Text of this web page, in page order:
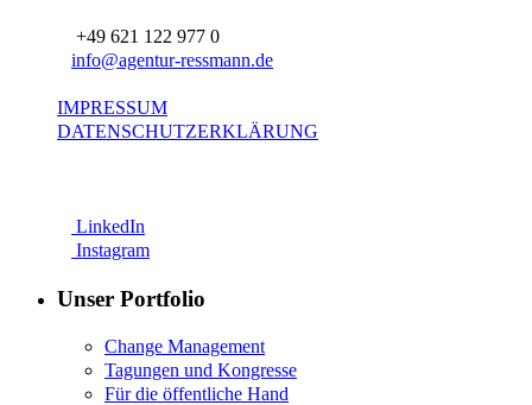
+49 621 122 977 0
info@agentur-ressmann.de
IMPRESSUM
DATENSCHUTZERKLÄRUNG
LinkedIn
Instagram
Unser Portfolio
Change Management
Tagungen und Kongresse
Für die öffentliche Hand